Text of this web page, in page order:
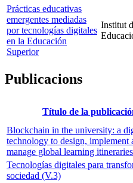
Prácticas educativas
emergentes mediadas
por tecnologías digitales
en la Educación
Superior
Institut
Publicacions
Título de la
Blockchain in the university: a
technology to design, implement
manage global learning itineraries
Tecnologías digitales para
sociedad (V.3)